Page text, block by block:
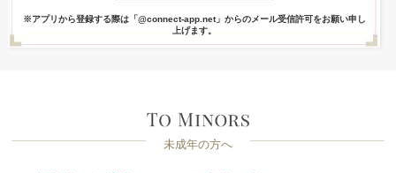
※アプリから登録する際は「@connect-app.net」からのメール受信許可をお願い申し
上げます。
未成年の方へ